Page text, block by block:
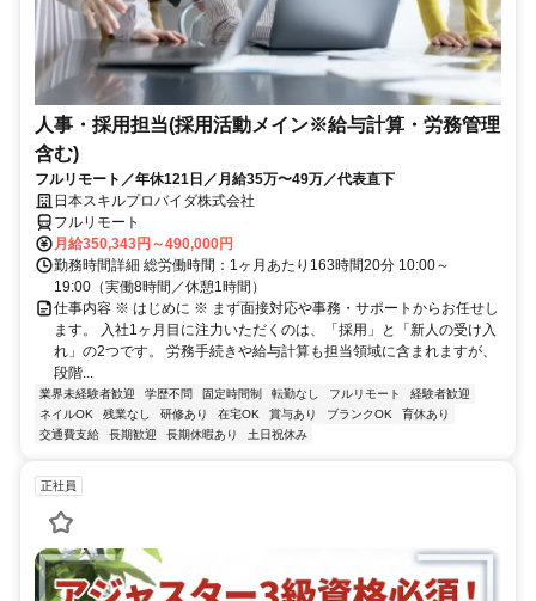
人事・採用担当(採用活動メイン※給与計算・労務管理
含む)
フルリモート／年休121日／月給35万〜49万／代表直下
日本スキルプロバイダ株式会社
フルリモート
月給350,343円～490,000円
勤務時間詳細 総労働時間：1ヶ月あたり163時間20分 10:00～
19:00（実働8時間／休憩1時間）
仕事内容 ※ はじめに ※ まず面接対応や事務・サポートからお任せし
ます。 入社1ヶ月目に注力いただくのは、「採用」と「新人の受け入
れ」の2つです。 労務手続きや給与計算も担当領域に含まれますが、
段階...
業界未経験者歓迎 学歴不問 固定時間制 転勤なし フルリモート
経験者歓迎
ネイルOK
残業なし 研修あり 在宅OK 賞与あり ブランクOK
育休あり
交通費支給
長期歓迎 長期休暇あり 土日祝休み
正社員